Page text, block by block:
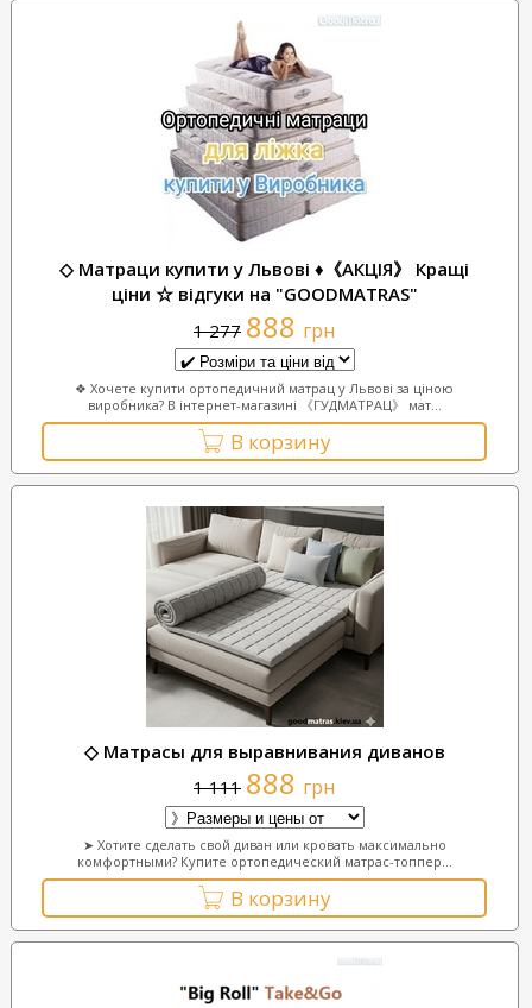
◇ Матраци купити у Львові ♦《АКЦІЯ》 Кращі
ціни ☆ відгуки на "GOODMATRAS"
1 277 888 грн
❖ Хочете купити ортопедичний матрац у Львові за ціною
виробника? В інтернет-магазині 《ГУДМАТРАЦ》 мат...
В корзину
◇ Матрасы для выравнивания диванов
1 111 888 грн
➤ Хотите сделать свой диван или кровать максимально
комфортными? Купите ортопедический матрас-топпер...
В корзину